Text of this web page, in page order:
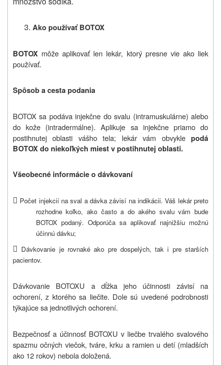
Ako používať BOTOX
BOTOX môže aplikovať len lekár, ktorý presne vie ako liek
používať.
Spôsob a cesta podania
BOTOX sa podáva injekčne do svalu (intramuskulárne) alebo
do kože (intradermálne). Aplikuje sa injekčne priamo do
postihnutej oblasti vášho tela; lekár vám obvykle podá
BOTOX do niekoľkých miest v postihnutej oblasti.
Všeobecné informácie o dávkovaní
 Počet injekcií na sval a dávka závisí na indikácii. Váš lekár preto
rozhodne koľko, ako často a do akého svalu vám bude
BOTOX podaný. Odporúča sa aplikovať najnižšiu možnú
účinnú dávku;
 Dávkovanie je rovnaké ako pre dospelých, tak i pre starších
pacientov.
Dávkovanie BOTOXU a dĺžka jeho účinnosti závisí na
ochorení, z ktorého sa liečite. Dole sú uvedené podrobnosti
týkajúce sa jednotlivých ochorení.
Bezpečnosť a účinnosť BOTOXU v liečbe trvalého svalového
spazmu očných viečok, tváre, krku a ramien u detí (mladších
ako 12 rokov) nebola doložená.